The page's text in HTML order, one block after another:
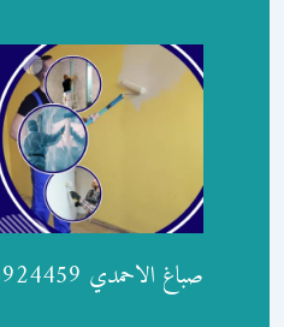
صباغ الاحمدي 55924459